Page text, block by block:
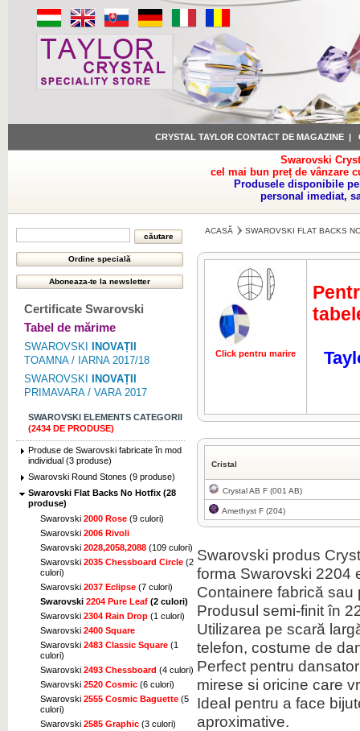
CRYSTAL TAYLOR CONTACT DE MAGAZINE |
Swarovski
cel mai bun preț de vânzare
Produsele disponibile
personal imediat,
Certificate Swarovski
Tabel de mărime
SWAROVSKI
INOVAȚII
TOAMNA / IARNA 2017/18
SWAROVSKI
INOVAȚII
PRIMAVARA / VARA 2017
SWAROVSKI ELEMENTS CATEGORII
(2434 DE PRODUSE)
Produse de Swarovski fabricate în mod
individual (3 produse)
Swarovski Round Stones (9 produse)
Swarovski Flat Backs No Hotfix (28
produse)
Swarovski 2000 Rose (9 culori)
Swarovski 2006 Rivoli
Swarovski 2028,2058,2088 (109 culori)
Swarovski 2035 Chessboard Circle (2
culori)
Swarovski 2037 Eclipse (7 culori)
Swarovski 2204 Pure Leaf (2 culori)
Swarovski 2304 Rain Drop (1 culori)
Swarovski 2400 Square
Swarovski 2483 Classic Square (1
culori)
Swarovski 2493 Chessboard (4 culori)
Swarovski 2520 Cosmic (6 culori)
Swarovski 2555 Cosmic Baguette (5
culori)
Swarovski 2585 Graphic (3 culori)
ACASĂ SWAROVSKI FLAT BACKS
Click pentru marire Click pentru
Cristal
Crystal AB F (001 AB)
Amethyst F (204)
Swarovski produs
forma Swarovski 2204
Containere fabrică sau
Produsul semi-finit în
Utilizarea pe scară
telefon, costume de
Perfect pentru
mirese si oricine care
Ideal pentru a face
aproximative.